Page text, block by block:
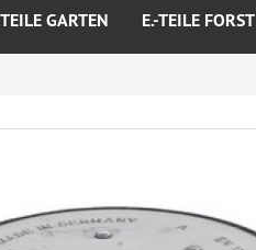
GARTEN E.-TEILE FORST